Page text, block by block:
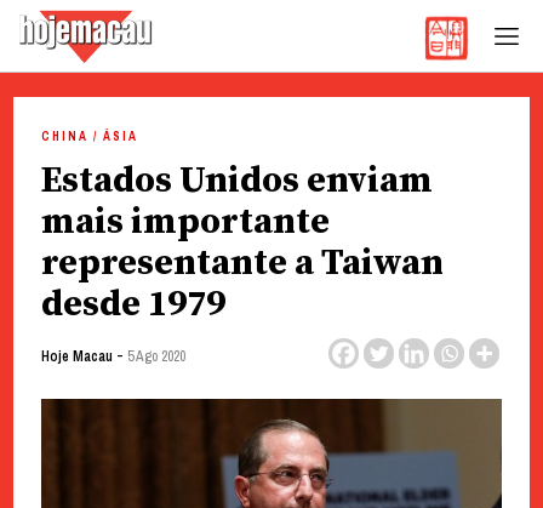
content
CHINA / ÁSIA
Estados Unidos enviam
mais importante
representante a Taiwan
desde 1979
Hoje Macau - 5 Ago 2020